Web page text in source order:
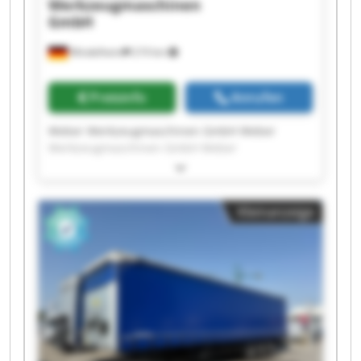
Mindelheim 219 km
Werkzeugmaschinen
GmbH
Preisinfo Anrufen
Weber Werkzeugmaschinen GmbH Weber
Werkzeugmaschinen GmbH Weber
Werkzeugmaschinen GmbH Weber
Werkzeugmaschinen GmbH Weber
Werkzeugmaschinen GmbH Weber
Werkzeugmaschinen GmbH Weber
Werkzeugmaschinen GmbH Weber
Werkzeugmaschinen GmbH Weber
Werkzeugmaschinen GmbH Weber
Werkzeugmaschinen GmbH Weber
Werkzeugmaschinen GmbH Weber
Kleinanzeige